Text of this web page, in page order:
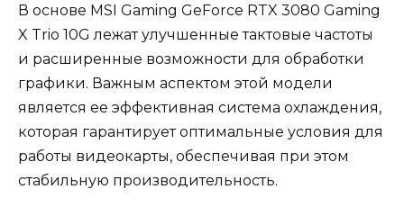
В основе MSI Gaming GeForce RTX 3080 Gaming
X Trio 10G лежат улучшенные тактовые частоты
и расширенные возможности для обработки
графики. Важным аспектом этой модели
является ее эффективная система охлаждения,
которая гарантирует оптимальные условия для
работы видеокарты, обеспечивая при этом
стабильную производительность.